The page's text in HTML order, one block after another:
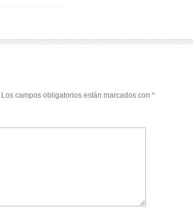
Los campos obligatorios están marcados con *